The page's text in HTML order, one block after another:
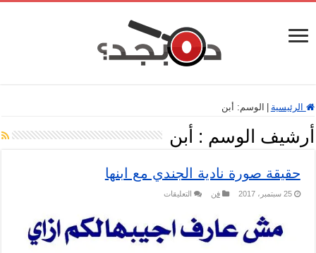
الرئيسية الوسم: أبن
أرشيف الوسم : أبن
حقيقة صورة نادية الجندي مع ابنها
25 سبتمبر، 2017 فن التعليقات
الجندي
مع